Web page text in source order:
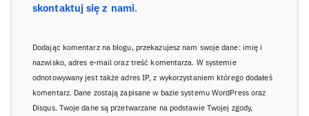
skontaktuj się z nami.
Dodając komentarz na blogu, przekazujesz nam swoje dane: imię i
nazwisko, adres e-mail oraz treść komentarza. W systemie
odnotowywany jest także adres IP, z wykorzystaniem którego dodałeś
komentarz. Dane zostają zapisane w bazie systemu WordPress oraz
Disqus. Twoje dane są przetwarzane na podstawie Twojej zgody,